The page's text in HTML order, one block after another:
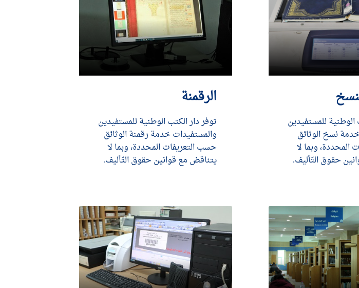
الوطنية للمستفيدين
نسخ الوثائق
وبما لا
حقوق التّأليف.
الرقمنة
توفر دار الكتب الوطنية للمستفيدين
والمستفيدات خدمة رقمنة الوثائق
حسب التعريفات المحددة، وبما لا
يتناقض مع قوانين حقوق التّأليف.